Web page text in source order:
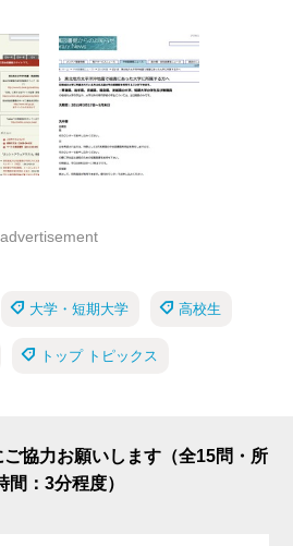
advertisement
大学・短期大学 高校生
トップ トピックス
協力お願いします（全15問・所
間：3分程度）